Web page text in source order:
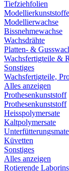
Tiefziehfolien
Modellierkunststoffe
Modellierwachse
Bissnehmewachse
Wachsdrähte
Platten- &
Wachsfertigteile &
Sonstiges
Wachsfertigteile,
Alles anzeigen
Prothesenkunststoff
Prothesenkunststoff
Heisspolymersate
Kaltpolymersate
Küvetten
Sonstiges
Alles anzeigen
Rotierende